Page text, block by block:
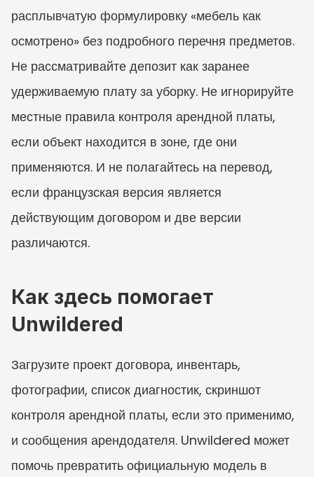
расплывчатую формулировку «мебель как
осмотрено» без подробного перечня предметов.
Не рассматривайте депозит как заранее
удерживаемую плату за уборку. Не игнорируйте
местные правила контроля арендной платы,
если объект находится в зоне, где они
применяются. И не полагайтесь на перевод,
если французская версия является
действующим договором и две версии
различаются.
Как здесь помогает
Unwildered
Загрузите проект договора, инвентарь,
фотографии, список диагностик, скриншот
контроля арендной платы, если это применимо,
и сообщения арендодателя. Unwildered может
помочь превратить официальную модель в